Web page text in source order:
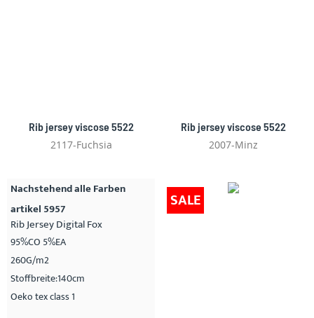
Rib jersey viscose 5522
2117-Fuchsia
Rib jersey viscose 5522
2007-Minz
Nachstehend alle Farben
artikel 5957
Rib Jersey Digital Fox
95%CO 5%EA
260G/m2
Stoffbreite:140cm
Oeko tex class 1
SALE